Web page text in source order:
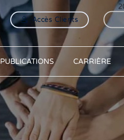
Accès Clients
PUBLICATIONS CARRIÈRE